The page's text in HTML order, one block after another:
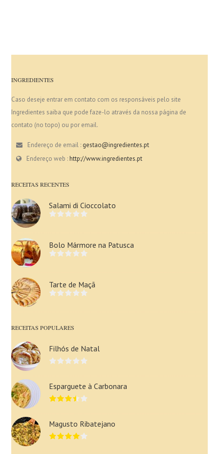
INGREDIENTES
Caso deseje entrar em contato com os responsáveis pelo site
Ingredientes saiba que pode faze-lo através da nossa página de
contato (no topo) ou por email.
Endereço de email : gestao@ingredientes.pt
Endereço web :http://www.ingredientes.pt
RECEITAS RECENTES
Salami di Cioccolato
Bolo Mármore na Patusca
Tarte de Maçã
RECEITAS POPULARES
Filhós de Natal
Esparguete à Carbonara
Magusto Ribatejano